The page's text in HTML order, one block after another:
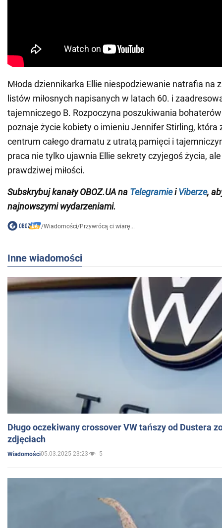
Młoda dziennikarka Ellie niespodziewanie natrafia na
listów miłosnych napisanych w latach 60. i
tajemniczego B. Rozpoczyna poszukiwania
poznaje życie kobiety o imieniu Jennifer Stirling, która
centrum całego dramatu z utratą pamięci i
praca nie tylko ujawnia Ellie sekrety czyjegoś życia,
prawdziwej miłości.
Subskrybuj kanały OBOZ.UA na TelegramieiViberze,
najnowszymi wydarzeniami.
/Wiadomości/Przywrócą ci wiarę...
Inne wiadomości
Długo oczekiwany crossover VW tańszy od Dustera
zdjęciach
Wiadomości05.03.2025 23:23 5